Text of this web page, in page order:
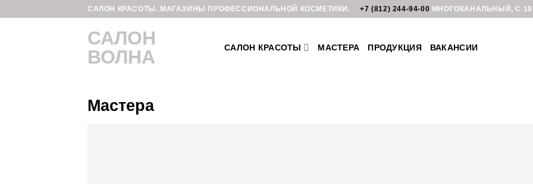
САЛОН КРАСОТЫ. МАГАЗИНЫ ПРОФЕССИОНАЛЬНОЙ КОСМЕТИКИ. +7 (812) 244-94-00 МНОГОКАНАЛЬНЫЙ, С
САЛОН
ВОЛНА
САЛОН КРАСОТЫ МАСТЕРА ПРОДУКЦИЯ ВАКАНСИИ
Мастера